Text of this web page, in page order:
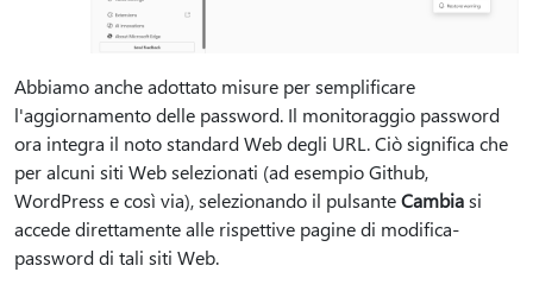
Abbiamo anche adottato misure per semplificare
l'aggiornamento delle password. Il monitoraggio password
ora integra il noto standard Web degli URL. Ciò significa che
per alcuni siti Web selezionati (ad esempio Github,
WordPress e così via), selezionando il pulsanteCambiasi
accede direttamente alle rispettive pagine di modifica-
password di tali siti Web.